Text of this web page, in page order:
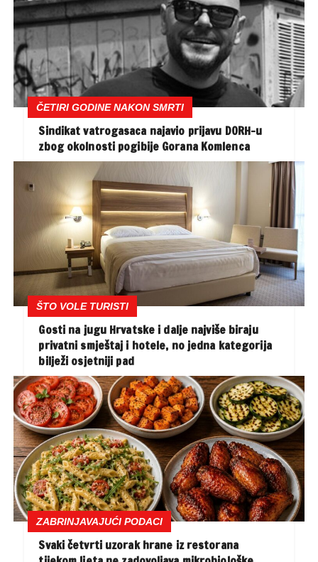
ČETIRI GODINE NAKON SMRTI
Sindikat vatrogasaca najavio prijavu DORH-u
zbog okolnosti pogibije Gorana Komlenca
ŠTO VOLE TURISTI
Gosti na jugu Hrvatske i dalje najviše biraju
privatni smještaj i hotele, no jedna kategorija
bilježi osjetniji pad
ZABRINJAVAJUĆI PODACI
Svaki četvrti uzorak hrane iz restorana